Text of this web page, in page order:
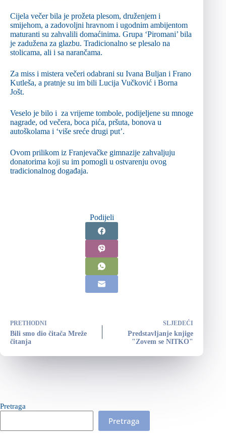
Cijela večer bila je prožeta plesom, druženjem i
smijehom, a zadovoljni hravnom i ugodnim ambijentom
maturanti su zahvalili domaćinima. Grupa ‘Piromani’ bila
je zadužena za glazbu. Tradicionalno se plesalo na
stolicama, ali i sa narančama.
Za miss i mistera večeri odabrani su Ivana Buljan i Frano
Kutleša, a pratnje su im bili Lucija Vučković i Borna
Jošt.
Veselo je bilo i za vrijeme tombole, podijeljene su mnoge
nagrade, od večera, boca pića, pršuta, bonova u
autoškolama i ‘više sreće drugi put’.
Ovom prilikom iz Franjevačke gimnazije zahvaljuju
donatorima koji su im pomogli u ostvarenju ovog
tradicionalnog događaja.
Podijeli
PRETHODNI
Bili smo dio čitača Mreže
čitanja
SLJEDEĆI
Predstavljanje knjige
"Zovem se NITKO"
Pretraga
Pretraga